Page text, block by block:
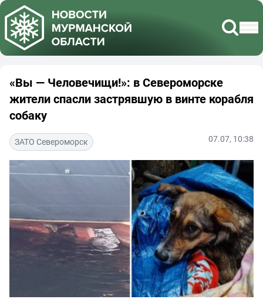
«Вы — Человечищи!»: в Североморске
жители спасли застрявшую в винте корабля
собаку
ЗАТО Североморск 07.07, 10:38